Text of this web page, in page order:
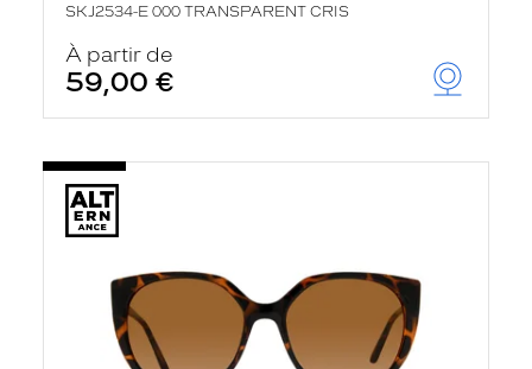
SKJ2534-E 000 TRANSPARENT CRIS
À partir de
59,00 €